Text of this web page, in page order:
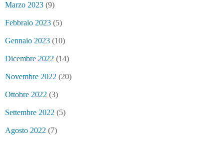
Marzo 2023 (9)
Febbraio 2023 (5)
Gennaio 2023 (10)
Dicembre 2022 (14)
Novembre 2022 (20)
Ottobre 2022 (3)
Settembre 2022 (5)
Agosto 2022 (7)